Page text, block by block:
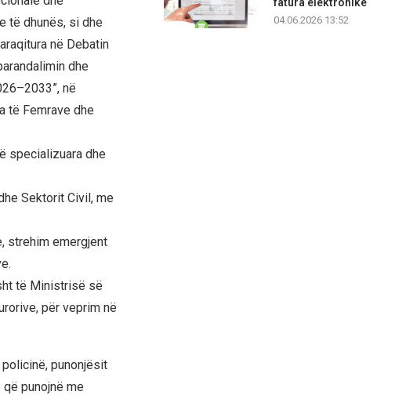
të dhunës, si dhe
në Debatin
dhe
në
të Femrave dhe
specializuara dhe
Sektorit Civil, me
strehim emergjent
të Ministrisë së
për veprim në
punonjësit
punojnë me
04.06.2026 13:52